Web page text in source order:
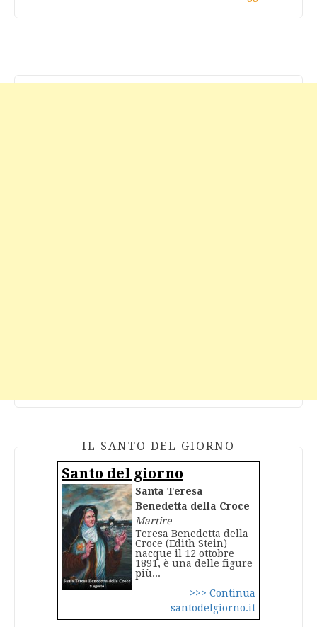
IL SANTO DEL GIORNO
Santo del giorno
Santa Teresa
Benedetta della Croce
Martire
Teresa Benedetta della
Croce (Edith Stein)
nacque il 12 ottobre
1891, è una delle figure
più...
>>> Continua
santodelgiorno.it